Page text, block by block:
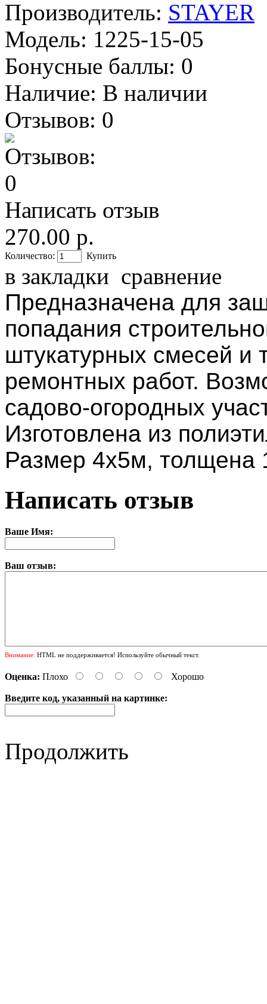
Производитель: STAYER
Модель: 1225-15-05
Бонусные баллы: 0
Наличие: В наличии
Отзывов: 0
Написать отзыв
270.00 р.
Количество: Купить
в закладки сравнение
Предназначена для
попадания
штукатурных смесей и
ремонтных работ.
садово-огородных
Изготовлена из
Размер 4х5м, толщена
Написать отзыв
Ваше Имя:
Ваш отзыв:
Внимание: HTML не поддерживается! Используйте обычный текст.
Оценка: Плохо Хорошо
Введите код, указанный на картинке:
Продолжить